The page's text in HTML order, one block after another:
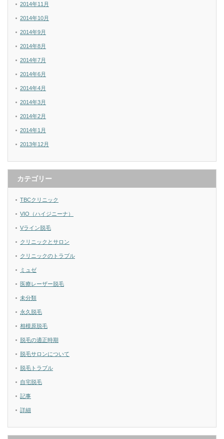
2014年11月
2014年10月
2014年9月
2014年8月
2014年7月
2014年6月
2014年4月
2014年3月
2014年2月
2014年1月
2013年12月
カテゴリー
TBCクリニック
VIO（ハイジニーナ）
Vライン脱毛
クリニックとサロン
クリニックのトラブル
ミュゼ
医療レーザー脱毛
未分類
永久脱毛
相模原脱毛
脱毛の適正時期
脱毛サロンについて
脱毛トラブル
自宅脱毛
記事
詳細